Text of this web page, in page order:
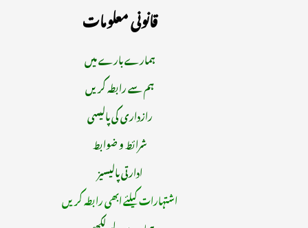
قانونی معلومات
ہمارے بارے میں
ہم سے رابطہ کریں
رازداری کی پالیسی
شرائط و ضوابط
ادارتی پالیسیز
اشتہارات کیلئے ابھی رابطہ کریں